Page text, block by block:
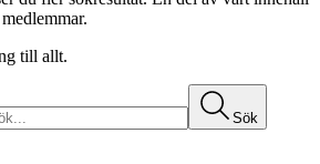
till allt.
Sök